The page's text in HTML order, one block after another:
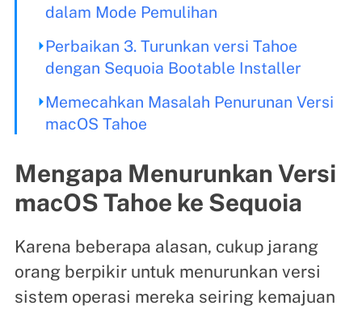
dalam Mode Pemulihan
Perbaikan 3. Turunkan versi Tahoe
dengan Sequoia Bootable Installer
Memecahkan Masalah Penurunan Versi
macOS Tahoe
Mengapa Menurunkan Versi
macOS Tahoe ke Sequoia
Karena beberapa alasan, cukup jarang
orang berpikir untuk menurunkan versi
sistem operasi mereka seiring kemajuan